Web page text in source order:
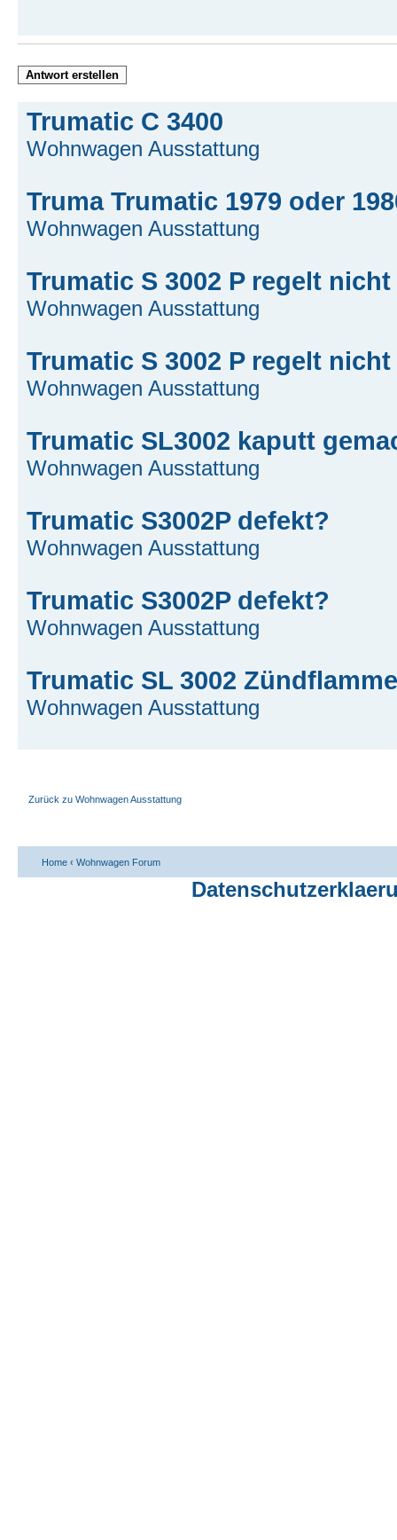
Antwort erstellen
Trumatic C 3400
Wohnwagen Ausstattung
Truma Trumatic 1979 oder
Wohnwagen Ausstattung
Trumatic S 3002 P regelt nicht
Wohnwagen Ausstattung
Trumatic S 3002 P regelt
Wohnwagen Ausstattung
Trumatic SL3002 kaputt
Wohnwagen Ausstattung
Trumatic S3002P defekt?
Wohnwagen Ausstattung
Trumatic S3002P defekt?
Wohnwagen Ausstattung
Trumatic SL 3002
Wohnwagen Ausstattung
Zurück zu Wohnwagen Ausstattung
Home ‹ Wohnwagen Forum